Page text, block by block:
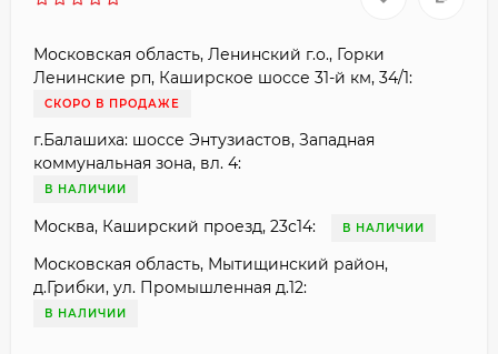
Московская область, Ленинский г.о., Горки
Ленинские рп, Каширское шоссе 31-й км, 34/1:
СКОРО В ПРОДАЖЕ
г.Балашиха: шоссе Энтузиастов, Западная
коммунальная зона, вл. 4:
В НАЛИЧИИ
Москва, Каширский проезд, 23с14: В НАЛИЧИИ
Московская область, Мытищинский район,
д.Грибки, ул. Промышленная д.12:
В НАЛИЧИИ